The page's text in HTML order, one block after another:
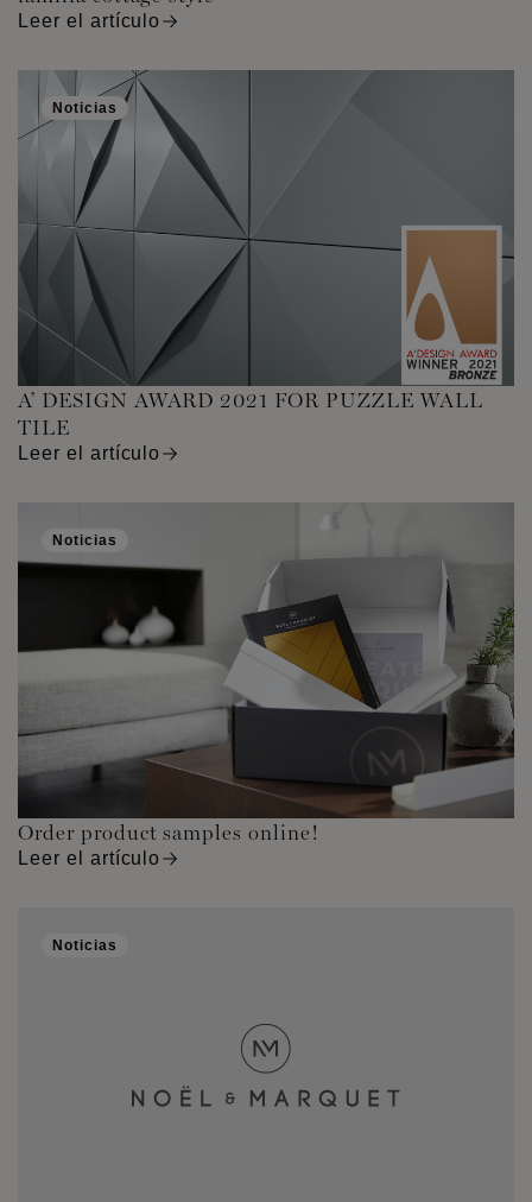
Leer el artículo
Noticias
A’ DESIGN AWARD 2021 FOR PUZZLE WALL
TILE
Leer el artículo
Noticias
Order product samples online!
Leer el artículo
Noticias